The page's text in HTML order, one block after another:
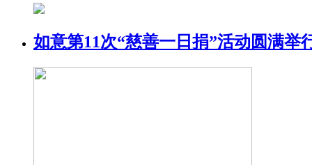
如意第11次“慈善一日捐”活动圆满举